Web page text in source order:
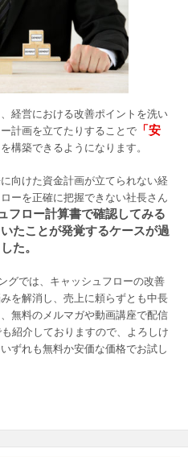
経営における改善ポイントを洗い
計画を立てたりすることで 「安
を構築できるようになります。
向けた資金計画が立てられない経
ーを正確に把握できない社長さん
フロー計算書で確認してみる
たことが発覚するケースが過
た。
グでは、キャッシュフローの改善
を解消し、売上に頼らずとも中長
無料のメルマガや動画講座で配信
紹介しておりますので、よろしけ
ずれも無料か安価な価格でお試し